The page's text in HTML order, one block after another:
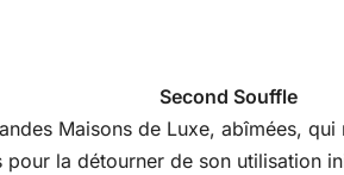
Second Souffle
Maisons de Luxe, abîmées,
la détourner de son utilisation